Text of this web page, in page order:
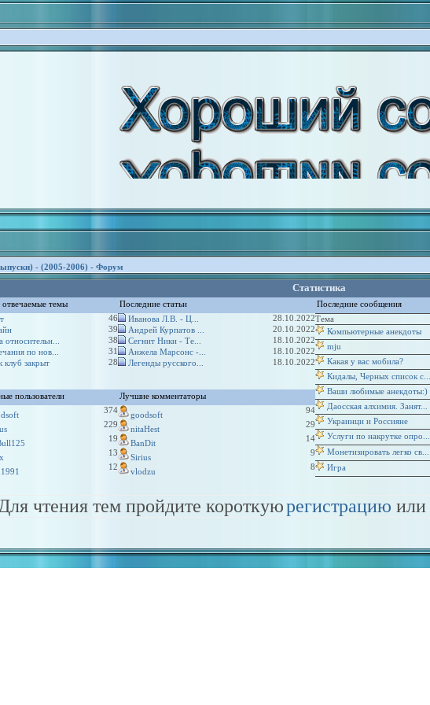
- (2005-2006) - Форум
Статистика
темы Последние статьи Последние сообщения
46
39
относительн...
38
по нов...
31
клуб закрыт
28
Иванова Л.В. - Ц...
28.10.2022
Андрей Курпатов ...
20.10.2022
Сегнит Ники - Те...
18.10.2022
Анжела Марсонс -...
18.10.2022
Легенды русского...
18.10.2022
Тема
Компьютерные анекдоты
mju
Какая у вас мобила?
Кидалы, Черных список с...
Ваши любимые анекдоты:)
Даосская алхимия. Занят...
Украинци и Россияне
Услуги по накрутке опро...
Монетизировать легко св...
Игра
пользователи
Лучшие комментаторы
374
229
19
13
12
goodsoft
94
nitaHest
29
BanDit
14
Sirius
9
vlodzu
8
Для чтения тем пройдите короткуюрегистрацию или